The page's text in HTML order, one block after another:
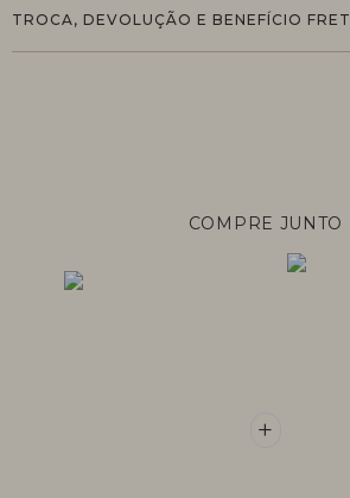
TROCA, DEVOLUÇÃO E BENEFÍCIO
COMPRE JUNTO
+